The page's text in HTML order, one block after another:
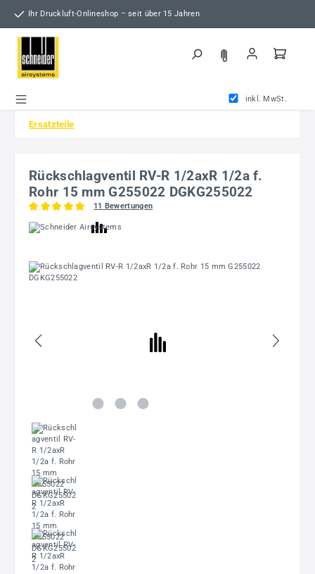
Zum Hauptinhalt springen
Ihr Druckluft-Onlineshop – seit über 15 Jahren
inkl. MwSt.
Ersatzteile
Rückschlagventil RV-R 1/2axR 1/2a f.
Rohr 15 mm G255022 DGKG255022
Durchschnittliche Bewertung von 5 von 5 Sternen
11 Bewertungen
Bildergalerie überspringen